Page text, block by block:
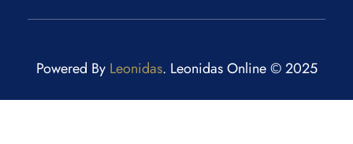
Powered By Leonidas. Leonidas Online © 2025